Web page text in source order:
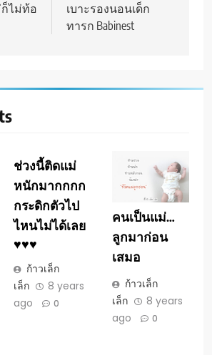
ก็ไม่ท้อ
เบาะรองนอนเด็ก
ทารก Babinest
ช่วงนี้ติดแม่
หนักมากกกก
กระดิกตัวไป
ไหนไม่ได้เลย
♥️♥️♥️
ก้าวเล็ก
เล็ก
8 years
ago
0
คนเป็นแม่…
ลูกมาก่อน
เสมอ
ก้าวเล็ก
เล็ก
8 years
ago
0